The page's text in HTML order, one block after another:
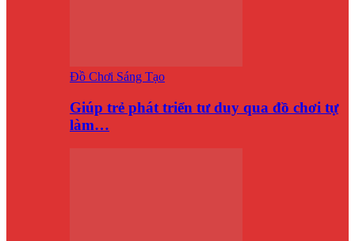
Đồ Chơi Sáng Tạo
Giúp trẻ phát triển tư duy qua đồ chơi tự
làm…